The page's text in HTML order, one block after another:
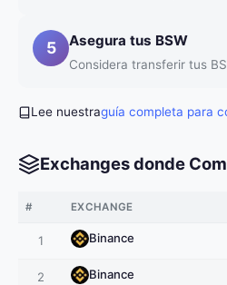
5 Asegura tus BSW
Considera transferir tus
Lee nuestraguía completa para
Exchanges donde
# EXCHANGE
1 Binance
2 Binance